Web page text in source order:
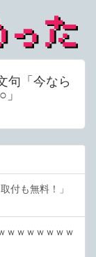
句「今なら
」
付も無料！」
ｗｗｗｗｗｗｗ